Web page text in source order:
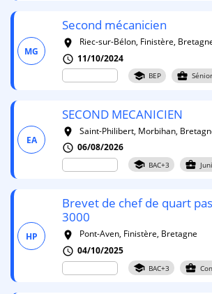
MG
Second mécanicien
room
Riec-sur-Bélon, Finistère,
schedule 11/10/2024
school BEP business_center
EA
SECOND MECANICIEN
room
Saint-Philibert, Morbihan,
schedule 06/08/2026
school BAC+3 business_center
HP
Brevet de chef de quart
3000
room
Pont-Aven, Finistère, Bretagne
schedule 04/10/2025
school BAC+3 business_center